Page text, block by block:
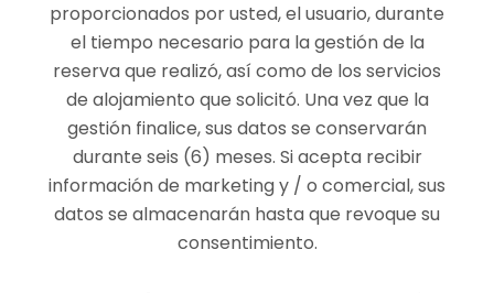
proporcionados por usted, el usuario, durante
el tiempo necesario para la gestión de la
reserva que realizó, así como de los servicios
de alojamiento que solicitó. Una vez que la
gestión finalice, sus datos se conservarán
durante seis (6) meses. Si acepta recibir
información de marketing y / o comercial, sus
datos se almacenarán hasta que revoque su
consentimiento.